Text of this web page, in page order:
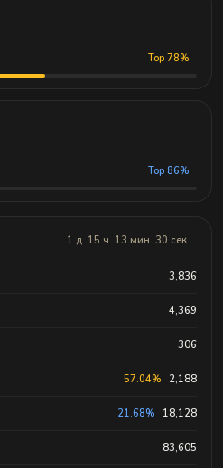
Top 78%
Top 86%
1 д. 15 ч. 13 мин. 30 сек.
3,836
4,369
306
57.04% 2,188
21.68% 18,128
83,605